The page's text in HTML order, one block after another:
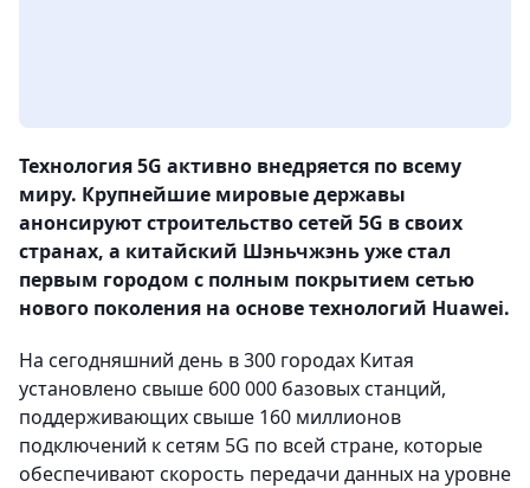
Технология 5G активно внедряется по всему
миру. Крупнейшие мировые державы
анонсируют строительство сетей 5G в своих
странах, а китайский Шэньчжэнь уже стал
первым городом с полным покрытием сетью
нового поколения на основе технологий Huawei.
На сегодняшний день в 300 городах Китая
установлено свыше 600 000 базовых станций,
поддерживающих свыше 160 миллионов
подключений к сетям 5G по всей стране, которые
обеспечивают скорость передачи данных на уровне